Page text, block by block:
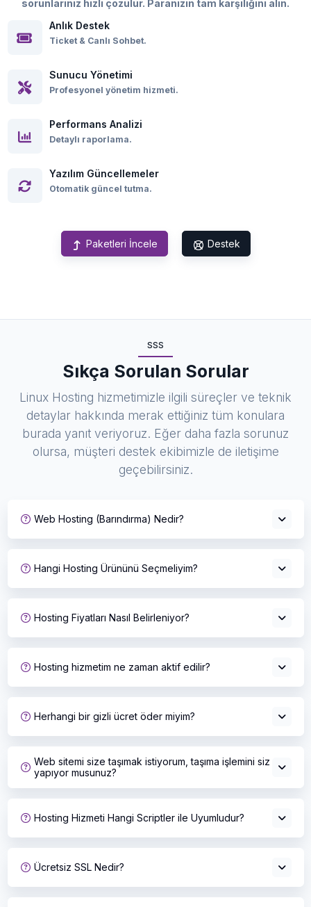
sorunlarınız hızlı çözülür. Paranızın tam karşılığını alın.
Anlık Destek
Ticket & Canlı Sohbet.
Sunucu Yönetimi
Profesyonel yönetim hizmeti.
Performans Analizi
Detaylı raporlama.
Yazılım Güncellemeler
Otomatik güncel tutma.
Paketleri İncele Destek
SSS
Sıkça Sorulan Sorular
Linux Hosting hizmetimizle ilgili süreçler ve teknik
detaylar hakkında merak ettiğiniz tüm konulara
burada yanıt veriyoruz. Eğer daha fazla sorunuz
olursa, müşteri destek ekibimizle de iletişime
geçebilirsiniz.
Web Hosting (Barındırma) Nedir?
Hangi Hosting Ürününü Seçmeliyim?
Hosting Fiyatları Nasıl Belirleniyor?
Hosting hizmetim ne zaman aktif edilir?
Herhangi bir gizli ücret öder miyim?
Web sitemi size taşımak istiyorum, taşıma işlemini siz
yapıyor musunuz?
Hosting Hizmeti Hangi Scriptler ile Uyumludur?
Ücretsiz SSL Nedir?